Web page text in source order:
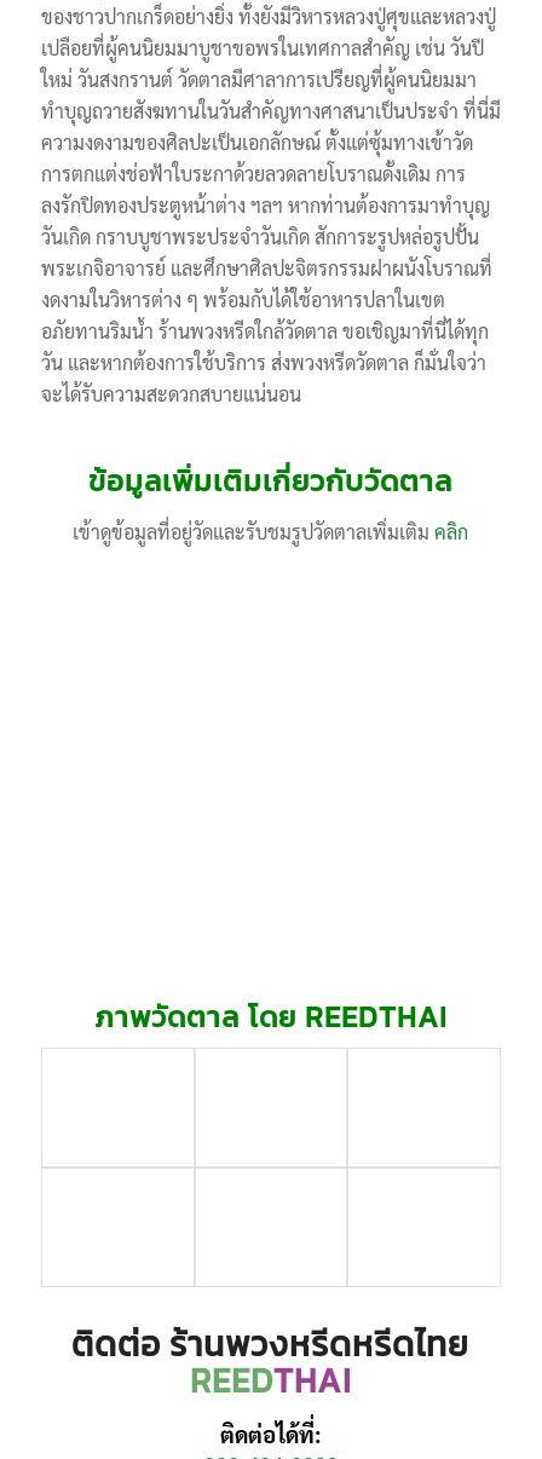
ของชาวปากเกร็ดอย่างยิ่ง ทั้งยังมีวิหารหลวงปู่ศุขและหลวงปู่
เปลือยที่ผู้คนนิยมมาบูชาขอพรในเทศกาลสำคัญ เช่น วันปี
ใหม่ วันสงกรานต์ วัดตาลมีศาลาการเปรียญที่ผู้คนนิยมมา
ทำบุญถวายสังฆทานในวันสำคัญทางศาสนาเป็นประจำ ที่นี่มี
ความงดงามของศิลปะเป็นเอกลักษณ์ ตั้งแต่ซุ้มทางเข้าวัด
การตกแต่งช่อฟ้าใบระกาด้วยลวดลายโบราณดั้งเดิม การ
ลงรักปิดทองประตูหน้าต่าง ฯลฯ หากท่านต้องการมาทำบุญ
วันเกิด กราบบูชาพระประจำวันเกิด สักการะรูปหล่อรูปปั้น
พระเกจิอาจารย์ และศึกษาศิลปะจิตรกรรมฝาผนังโบราณที่
งดงามในวิหารต่าง ๆ พร้อมกับได้ใช้อาหารปลาในเขต
อภัยทานริมน้ำ ร้านพวงหรีดใกล้วัดตาล ขอเชิญมาที่นี่ได้ทุก
วัน และหากต้องการใช้บริการ ส่งพวงหรีดวัดตาล ก็มั่นใจว่า
จะได้รับความสะดวกสบายแน่นอน
ข้อมูลเพิ่มเติมเกี่ยวกับวัดตาล
เข้าดูข้อมูลที่อยู่วัดและรับชมรูปวัดตาลเพิ่มเติมคลิก
ภาพวัดตาล โดย REEDTHAI
ติดต่อ ร้านพวงหรีดหรีดไทย
REEDTHAI
ติดต่อได้ที่: